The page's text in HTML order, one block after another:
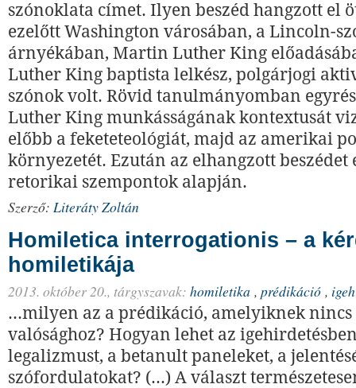
szónoklata címet. Ilyen beszéd hangzott el
ezelőtt Washington városában, a Lincoln-
árnyékában, Martin Luther King
Luther King baptista lelkész, polgárjogi
szónok volt. Rövid tanulmányomban
Luther King munkásságának kontextusát
előbb a feketeteológiát, majd az amerikai
környezetét. Ezután az elhangzott beszédet
retorikai szempontok alapján.
Szerző: Literáty Zoltán
Homiletica interrogationis – a
homiletikája
2013. október 20., tárgyszavak: homiletika , prédikáció ,
...milyen az a prédikáció, amelyiknek nincs
valósághoz? Hogyan lehet az
legalizmust, a betanult paneleket, a
szófordulatokat? (...) A választ